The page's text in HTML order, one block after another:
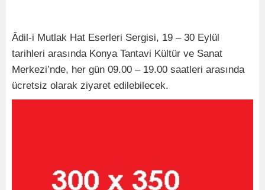
Âdil-i Mutlak Hat Eserleri Sergisi, 19 – 30 Eylül
tarihleri arasında Konya Tantavi Kültür ve Sanat
Merkezi’nde, her gün 09.00 – 19.00 saatleri arasında
ücretsiz olarak ziyaret edilebilecek.